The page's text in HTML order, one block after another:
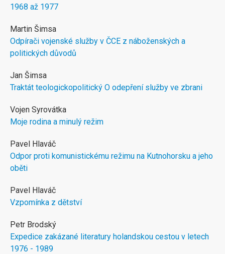
1968 až 1977
Martin Šimsa
Odpírači vojenské služby v ČCE z náboženských a
politických důvodů
Jan Šimsa
Traktát teologickopolitický O odepření služby ve zbrani
Vojen Syrovátka
Moje rodina a minulý režim
Pavel Hlaváč
Odpor proti komunistickému režimu na Kutnohorsku a jeho
oběti
Pavel Hlaváč
Vzpomínka z dětství
Petr Brodský
Expedice zakázané literatury holandskou cestou v letech
1976 - 1989